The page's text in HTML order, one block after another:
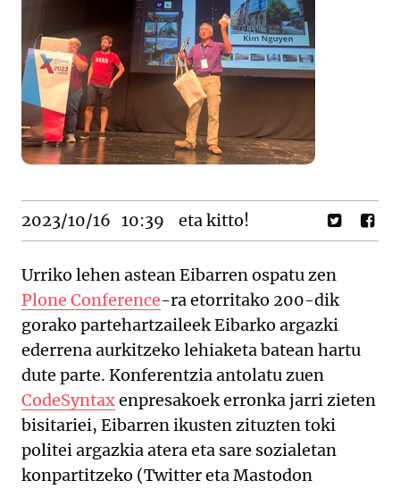
2023/10/16 10:39 eta kitto!
Urriko lehen astean Eibarren ospatu zen
Plone Conference-ra etorritako 200-dik
gorako partehartzaileek Eibarko argazki
ederrena aurkitzeko lehiaketa batean hartu
dute parte. Konferentzia antolatu zuen
CodeSyntaxenpresakoek erronka jarri zieten
bisitariei, Eibarren ikusten zituzten toki
politei argazkia atera eta sare sozialetan
konpartitzeko (Twitter eta Mastodon